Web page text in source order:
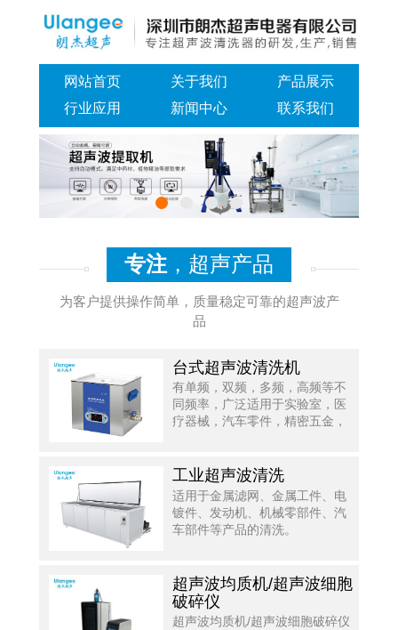
网站首页 关于我们
产品展示
行业应用
新闻中心 联系我们
专注 ，超声产品
为客户提供操作简单，质量稳定可靠的超声波产
品
台式超声波清洗机
有单频，双频，多频，高频等不
同频率，广泛适用于实验室，医
疗器械，汽车零件，精密五金，
工业超声波清洗
适用于金属滤网、金属工件、电
镀件、发动机、机械零部件、汽
车部件等产品的清洗。
超声波均质机/超声波细胞
破碎仪
超声波均质机/超声波细胞破碎仪